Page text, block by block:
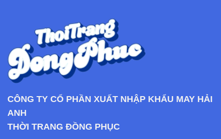
CÔNG TY CỔ PHẦN XUẤT NHẬP KHẨU MAY HẢI
ANH
THỜI TRANG ĐỒNG PHỤC